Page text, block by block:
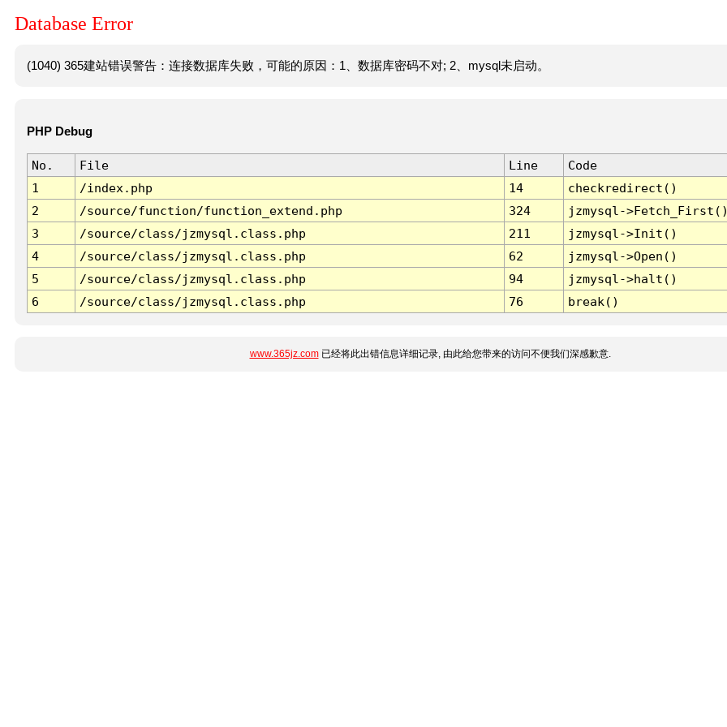
Database Error
(1040) 365建站错误警告：连接数据库失败，可能的原因：1、数据库密码不对; 2、mysql未启动。
PHP Debug
No. File Line
Code
1
/index.php 14
checkredirect()
2
/source/function/function_extend.php 324
jzmysql-
3
/source/class/jzmysql.class.php 211
jzmysql->Init()
4
/source/class/jzmysql.class.php 62
jzmysql->Open()
5
/source/class/jzmysql.class.php 94
jzmysql->halt()
6
/source/class/jzmysql.class.php 76 break()
www.365jz.com已经将此出错信息详细记录, 由此给您带来的访问不便我们深感歉意.